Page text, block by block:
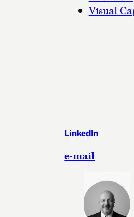
Visual
LinkedIn
e-mail